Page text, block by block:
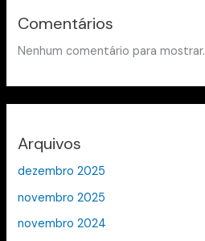
Comentários
Nenhum comentário para mostrar.
Arquivos
dezembro 2025
novembro 2025
novembro 2024